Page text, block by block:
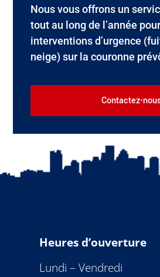
Nous vous offrons un
tout au long de l’année
interventions d’urgence
neige) sur la couronne
Contactez-
Heures d’ouverture
Lundi – Vendredi